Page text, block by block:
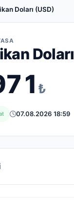
Doları (USD)
Doları
₺
07.08.2026 18:59